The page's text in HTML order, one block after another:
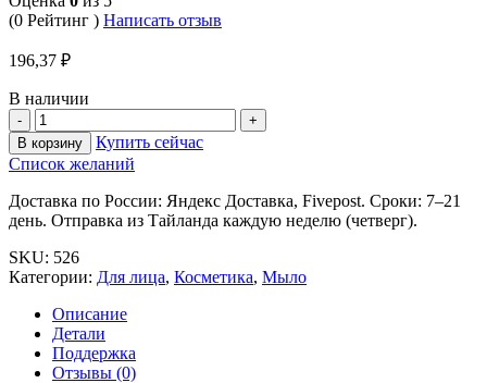
(0 Рейтинг ) Написать отзыв
196,37 ₽
В наличии
В корзину
Купить сейчас
Список желаний
Доставка по России: Яндекс Доставка, Fivepost. Сроки: 7–21
день. Отправка из Тайланда каждую неделю (четверг).
SKU: 526
Категории: Для лица, Косметика, Мыло
Описание
Детали
Поддержка
Отзывы (0)